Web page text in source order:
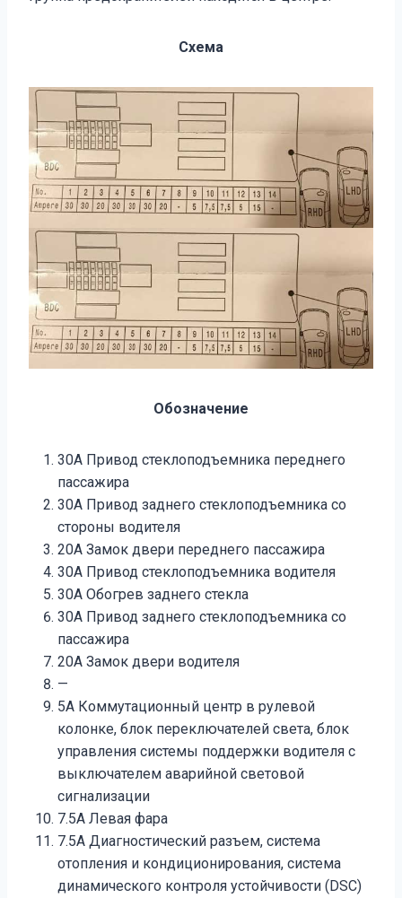
Схема
Обозначение
30А Привод стеклоподъемника переднего
пассажира
30А Привод заднего стеклоподъемника со
стороны водителя
20А Замок двери переднего пассажира
30А Привод стеклоподъемника водителя
30А Обогрев заднего стекла
30А Привод заднего стеклоподъемника со
пассажира
20А Замок двери водителя
—
5А Коммутационный центр в рулевой
колонке, блок переключателей света, блок
управления системы поддержки водителя с
выключателем аварийной световой
сигнализации
7.5А Левая фара
7.5А Диагностический разъем, система
отопления и кондиционирования, система
динамического контроля устойчивости (DSC)